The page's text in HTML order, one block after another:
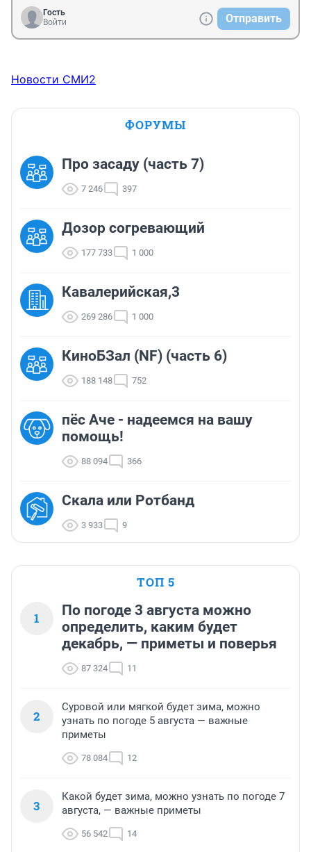
Гость
Войти
Отправить
Новости СМИ2
ФОРУМЫ
Про засаду (часть 7)
7 246 397
Дозор согревающий
177 733 1 000
Кавалерийская,3
269 286 1 000
КиноБЗал (NF) (часть 6)
188 148 752
пёс Аче - надеемся на вашу
помощь!
88 094 366
Скала или Ротбанд
3 933 9
ТОП 5
1
По погоде 3 августа можно
определить, каким будет
декабрь, — приметы и поверья
87 324 11
2
Суровой или мягкой будет зима, можно
узнать по погоде 5 августа — важные
приметы
78 084 12
3
Какой будет зима, можно узнать по погоде 7
августа, — важные приметы
56 542 14